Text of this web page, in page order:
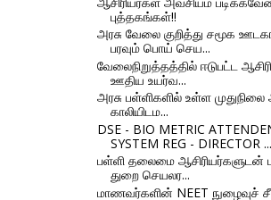
புத்தகங்கள்!!
அரசு வேலை குறித்து சமூக
பரவும் பொய் செய...
வேலைநிறுத்தத்தில் ஈடுபட்ட
ஊதிய உயர்வ...
அரசு பள்ளிகளில் உள்ள முதுநிலை
காலியிடம...
DSE - BIO METRIC
SYSTEM REG - DIRECTOR ...
பள்ளி தலைமை ஆசிரியர்களுடன்
துறை செயலர...
மாணவர்களின் NEET நுழைவுச்